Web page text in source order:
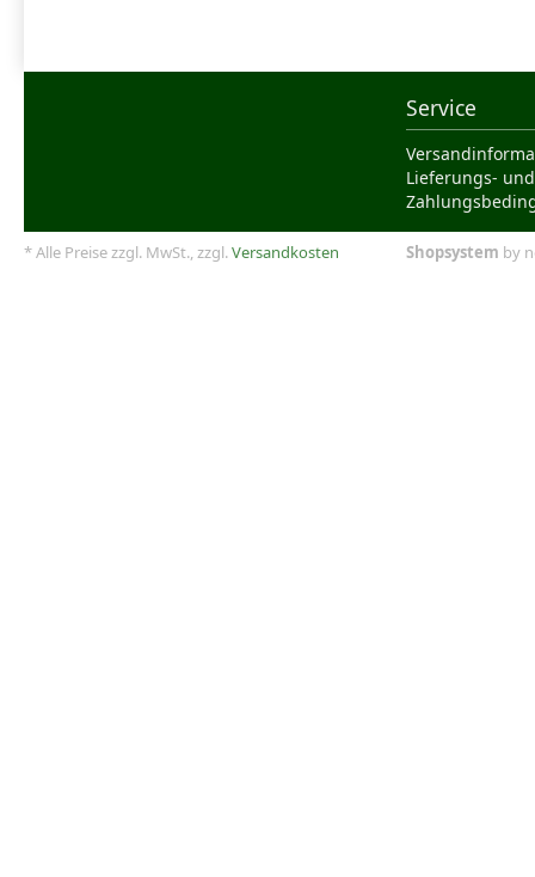
Service
Lieferungs- und
* Alle Preise zzgl. MwSt., zzgl.Versandkosten Shopsystem by